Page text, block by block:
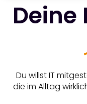
Deine
Du willst IT
die im Alltag